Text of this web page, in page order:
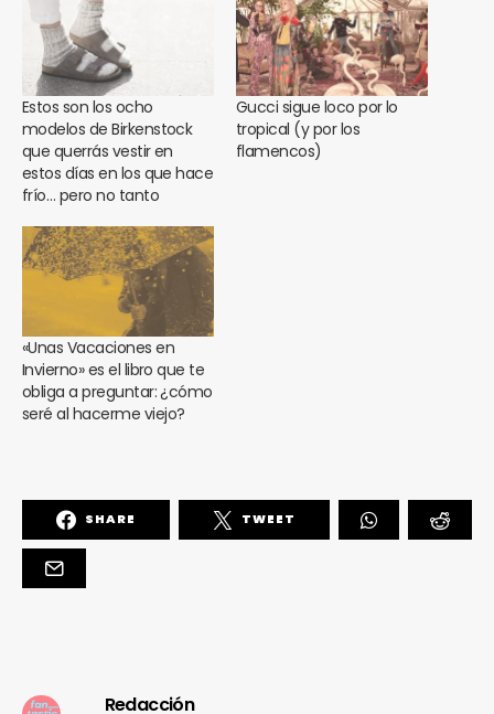
Estos son los ocho
modelos de Birkenstock
que querrás vestir en
estos días en los que hace
frío… pero no tanto
Gucci sigue loco por lo
tropical (y por los
flamencos)
«Unas Vacaciones en
Invierno» es el libro que te
obliga a preguntar: ¿cómo
seré al hacerme viejo?
SHARE TWEET
Redacción